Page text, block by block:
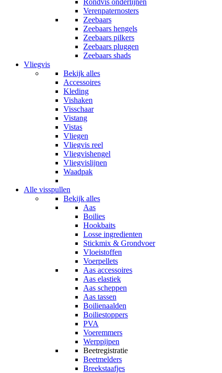
Rondvis onderlijnen
Verenpaternosters
Zeebaars
Zeebaars hengels
Zeebaars pilkers
Zeebaars pluggen
Zeebaars shads
Vliegvis
Bekijk alles
Accessoires
Kleding
Vishaken
Visschaar
Vistang
Vistas
Vliegen
Vliegvis reel
Vliegvishengel
Vliegvislijnen
Waadpak
Alle visspullen
Bekijk alles
Aas
Boilies
Hookbaits
Losse ingredienten
Stickmix & Grondvoer
Vloeistoffen
Voerpellets
Aas accessoires
Aas elastiek
Aas scheppen
Aas tassen
Boilienaalden
Boiliestoppers
PVA
Voeremmers
Werppijpen
Beetregistratie
Beetmelders
Breekstaafjes